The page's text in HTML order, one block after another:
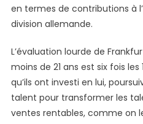
en termes de contributions à
division allemande.
L’évaluation lourde de
moins de 21 ans est six fois
qu’ils ont investi en lui,
talent pour transformer les
ventes rentables, comme on